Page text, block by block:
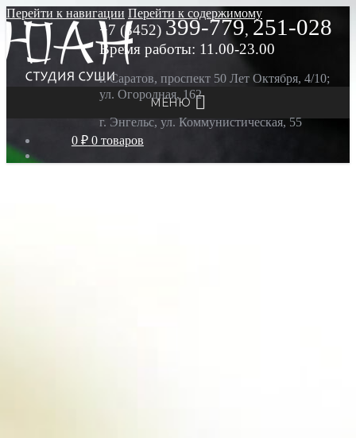
Перейти к навигации Перейти к содержимому
МЕНЮ
0 ₽ 0 товаров
+7 (8452) 399-779, 251-028
Время работы: 11.00-23.00
г. Саратов, проспект 50 Лет Октября, 4/10;
ул. Огородная, 162
г. Энгельс, ул. Коммунистическая, 55